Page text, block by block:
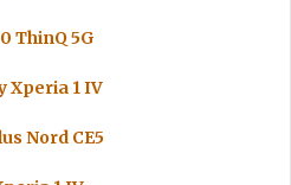
ThinQ 5G
Xperia 1 IV
Nord CE5